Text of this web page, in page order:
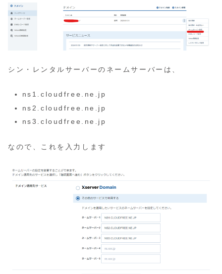
シン・レンタルサーバーのネームサーバーは、
ns1.cloudfree.ne.jp
ns2.cloudfree.ne.jp
ns3.cloudfree.ne.jp
なので、これを入力します